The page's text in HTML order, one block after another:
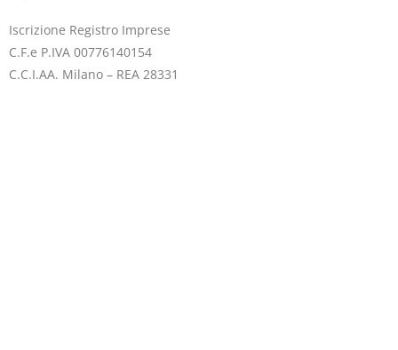
Iscrizione Registro Imprese
C.F.e P.IVA 00776140154
C.C.I.AA. Milano – REA 28331